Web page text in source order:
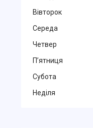
Вівторок
Середа
Четвер
Пʼятниця
Субота
Неділя